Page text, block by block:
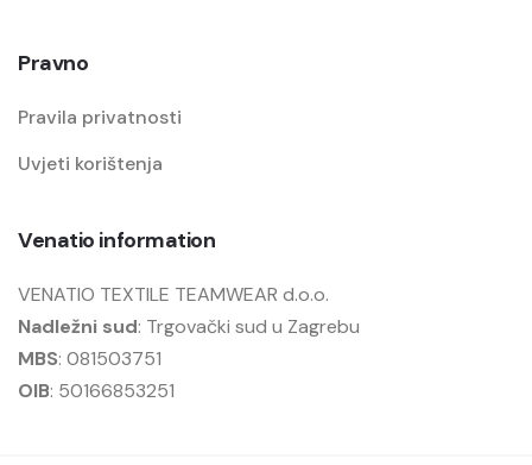
Pravno
Pravila privatnosti
Uvjeti korištenja
Venatio information
VENATIO TEXTILE TEAMWEAR d.o.o.
Nadležni sud: Trgovački sud u Zagrebu
MBS: 081503751
OIB: 50166853251